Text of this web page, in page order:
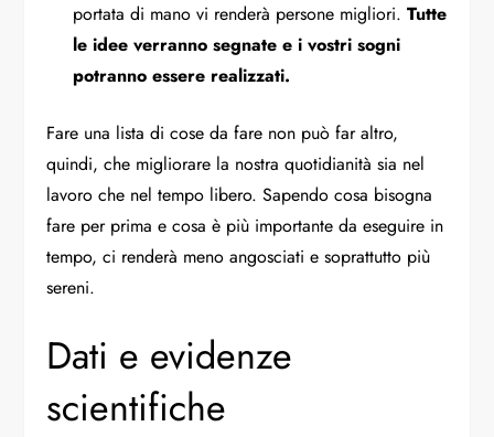
portata di mano vi renderà persone migliori. Tutte
le idee verranno segnate e i vostri sogni
potranno essere realizzati.
Fare una lista di cose da fare non può far altro,
quindi, che migliorare la nostra quotidianità sia nel
lavoro che nel tempo libero. Sapendo cosa bisogna
fare per prima e cosa è più importante da eseguire in
tempo, ci renderà meno angosciati e soprattutto più
sereni.
Dati e evidenze
scientifiche